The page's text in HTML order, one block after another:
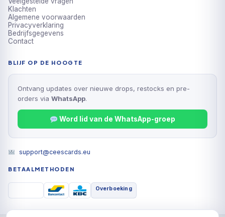
Klachten
Algemene voorwaarden
Privacyverklaring
Bedrijfsgegevens
Contact
BLIJF OP DE HOOGTE
Ontvang updates over nieuwe drops, restocks en pre-
orders via WhatsApp.
Word lid van de WhatsApp-groep
support@ceescards.eu
BETAALMETHODEN
Overboeking